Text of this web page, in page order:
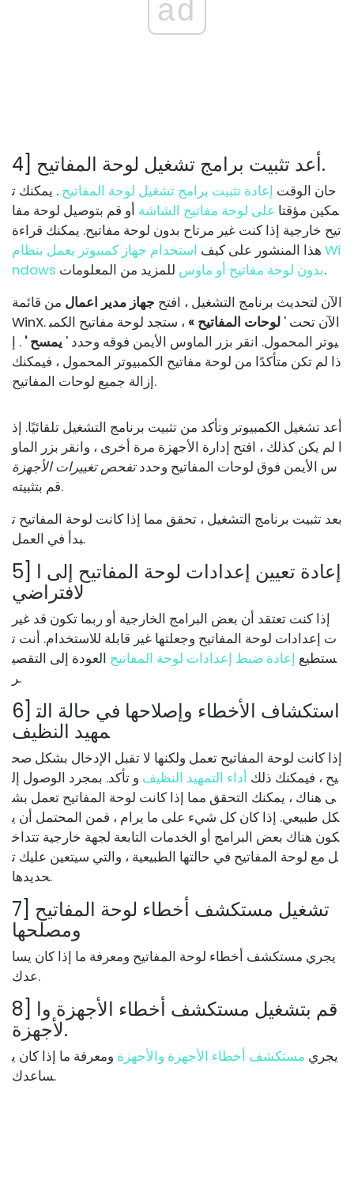
ad
4] أعد تثبيت برامج تشغيل لوحة المفاتيح.
حان الوقت إعادة تثبيت برامج تشغيل لوحة المفاتيح . يمكنك ت
مكين مؤقتا على لوحة مفاتيح الشاشة أو قم بتوصيل لوحة مفا
تيح خارجية إذا كنت غير مرتاح بدون لوحة مفاتيح. يمكنك قراءة
هذا المنشور على كيف استخدام جهاز كمبيوتر يعمل بنظام Wi
ndows بدون لوحة مفاتيح أو ماوسللمزيد من المعلومات.
الآن لتحديث برنامج التشغيل ، افتح جهاز مدير اعمال من قائمة
WinX. الآن تحت ' لوحات المفاتيح » ، ستجد لوحة مفاتيح الكمب
يوتر المحمول. انقر بزر الماوس الأيمن فوقه وحدد ' يمسح ' . إ
ذا لم تكن متأكدًا من لوحة مفاتيح الكمبيوتر المحمول ، فيمكنك
إزالة جميع لوحات المفاتيح.
أعد تشغيل الكمبيوتر وتأكد من تثبيت برنامج التشغيل تلقائيًا. إذ
ا لم يكن كذلك ، افتح إدارة الأجهزة مرة أخرى ، وانقر بزر الماو
س الأيمن فوق لوحات المفاتيح وحددتفحص تغييرات الأجهزة
قم بتثبيته.
بعد تثبيت برنامج التشغيل ، تحقق مما إذا كانت لوحة المفاتيح ت
بدأ في العمل.
5] إعادة تعيين إعدادات لوحة المفاتيح إلى ا
لافتراضي
إذا كنت تعتقد أن بعض البرامج الخارجية أو ربما تكون قد غير
ت إعدادات لوحة المفاتيح وجعلتها غير قابلة للاستخدام. أنت ت
ستطيع إعادة ضبط إعدادات لوحة المفاتيح العودة إلى التقصي
ر.
6] استكشاف الأخطاء وإصلاحها في حالة الت
مهيد النظيف
إذا كانت لوحة المفاتيح تعمل ولكنها لا تقبل الإدخال بشكل صح
يح ، فيمكنك ذلك أداء التمهيد النظيف و تأكد. بمجرد الوصول إل
ى هناك ، يمكنك التحقق مما إذا كانت لوحة المفاتيح تعمل بش
كل طبيعي. إذا كان كل شيء على ما يرام ، فمن المحتمل أن ي
كون هناك بعض البرامج أو الخدمات التابعة لجهة خارجية تتداخ
ل مع لوحة المفاتيح في حالتها الطبيعية ، والتي سيتعين عليك ت
حديدها.
7] تشغيل مستكشف أخطاء لوحة المفاتيح
ومصلحها
يجري مستكشف أخطاء لوحة المفاتيح ومعرفة ما إذا كان يسا
عدك.
8] قم بتشغيل مستكشف أخطاء الأجهزة وا
لأجهزة.
يجري مستكشف أخطاء الأجهزة والأجهزة ومعرفة ما إذا كان ي
ساعدك.